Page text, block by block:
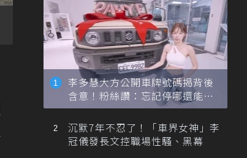
李多慧大方公開車牌號碼揭背後
含意！粉絲讚：忘記停哪還能幫
忙找車
沉默7年不忍了！「車界女神」李
冠儀發長文控職場性騷、黑幕